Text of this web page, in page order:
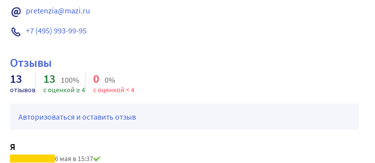
pretenzia@mazi.ru
+7 (495) 993-99-95
Отзывы
13
отзывов
13 100%
с оценкой ≥ 4
0 0%
с оценкой < 4
Авторизоваться и оставить отзыв
Я
6 мая в 15:37